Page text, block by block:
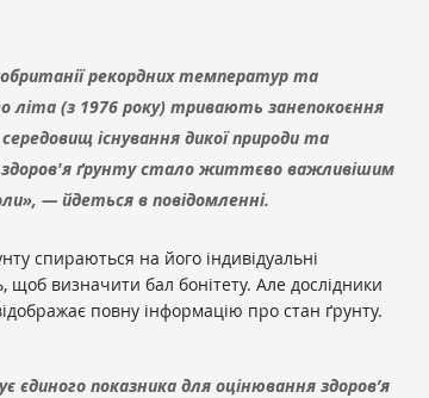
рекордних температур та
літа (з 1976 року) тривають занепокоєння
існування дикої природи та
ґрунту стало життєво важливішим
— йдеться в повідомленні.
спираються на його індивідуальні
щоб визначити бал бонітету. Але дослідники
повну інформацію про стан ґрунту.
єдиного показника для оцінювання здоров’я